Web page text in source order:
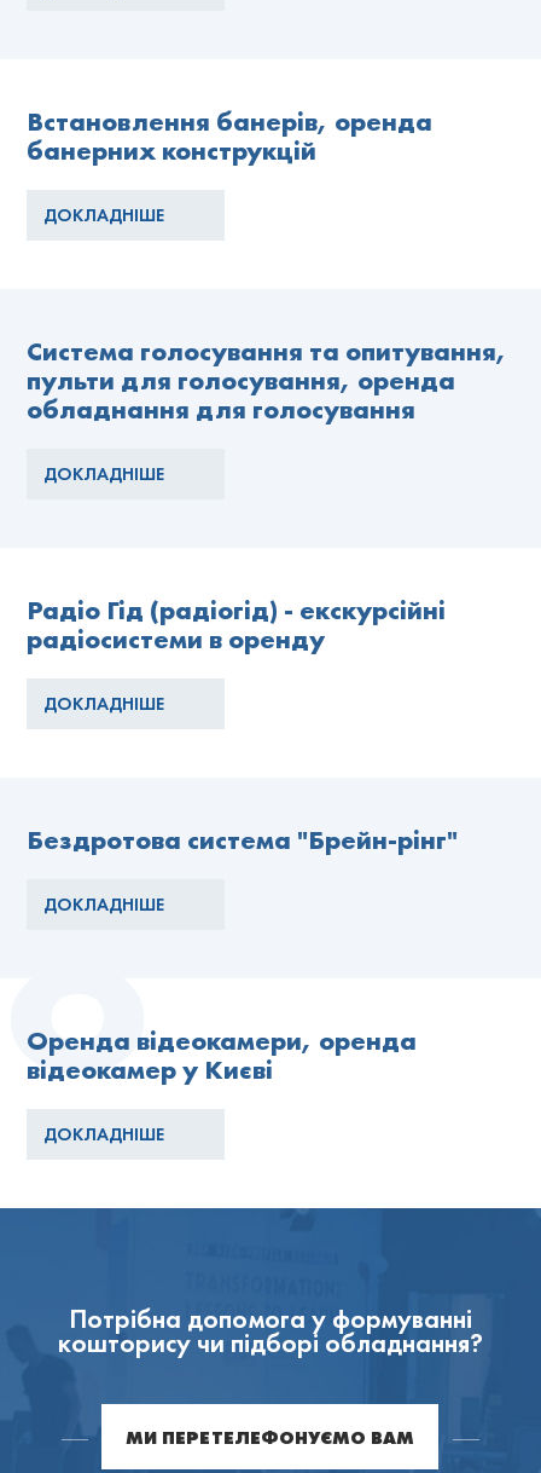
Встановлення банерів, оренда
банерних конструкцій
ДОКЛАДНІШЕ
Система голосування та опитування,
пульти для голосування, оренда
обладнання для голосування
ДОКЛАДНІШЕ
Радіо Гід (радіогід) - екскурсійні
радіосистеми в оренду
ДОКЛАДНІШЕ
Бездротова система "Брейн-рінг"
ДОКЛАДНІШЕ
Оренда відеокамери, оренда
відеокамер у Києві
ДОКЛАДНІШЕ
Потрібна допомога у формуванні
кошторису чи підборі обладнання?
МИ ПЕРЕТЕЛЕФОНУЄМО ВАМ